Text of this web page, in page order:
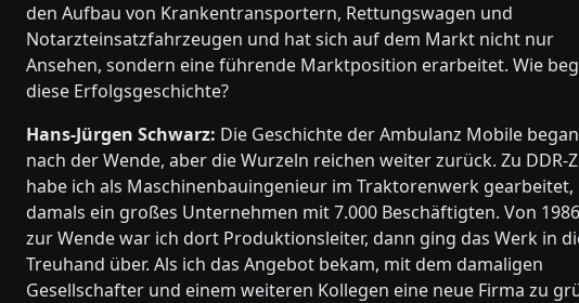
den Aufbau von Krankentransportern, Rettungswagen und
Notarzteinsatzfahrzeugen und hat sich auf dem Markt nicht nur
Ansehen, sondern eine führende Marktposition erarbeitet. Wie
diese Erfolgsgeschichte?
Hans-Jürgen Schwarz: Die Geschichte der Ambulanz Mobile
nach der Wende, aber die Wurzeln reichen weiter zurück. Zu DDR-
habe ich als Maschinenbauingenieur im Traktorenwerk gearbeitet,
damals ein großes Unternehmen mit 7.000 Beschäftigten. Von
zur Wende war ich dort Produktionsleiter, dann ging das Werk in
Treuhand über. Als ich das Angebot bekam, mit dem damaligen
Gesellschafter und einem weiteren Kollegen eine neue Firma zu